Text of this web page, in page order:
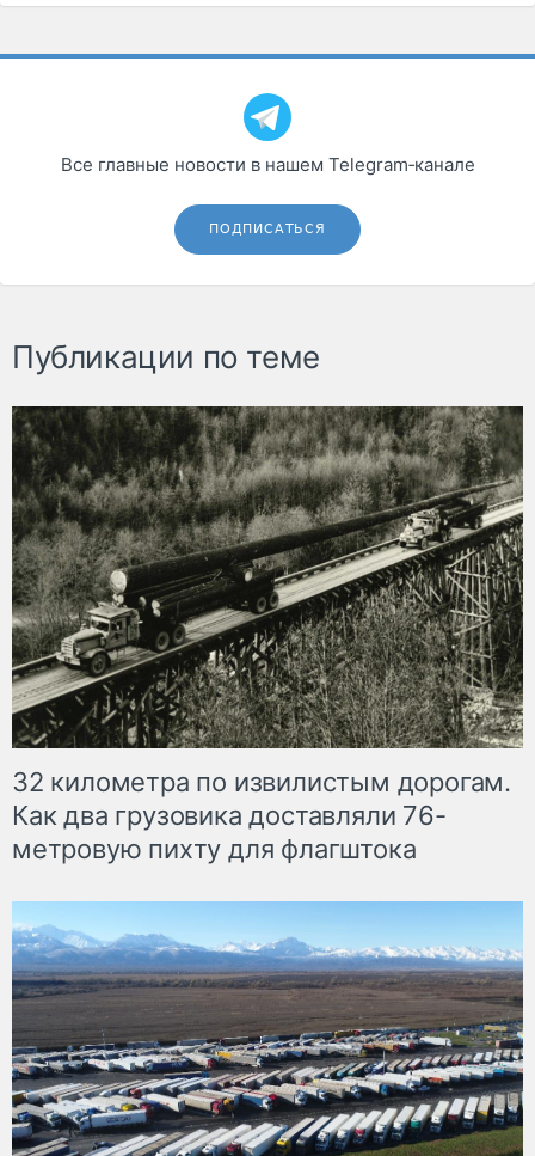
Все главные новости в нашем Telegram‑канале
ПОДПИСАТЬСЯ
Публикации по теме
32 километра по извилистым дорогам.
Как два грузовика доставляли 76-
метровую пихту для флагштока